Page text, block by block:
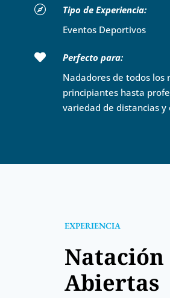

Tipo de Experiencia:
Eventos Deportivos

Perfecto para:
Nadadores de todos los
principiantes hasta
variedad de distancias y
EXPERIENCIA
Natación
Abiertas